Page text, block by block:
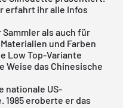
erfahrt ihr alle Infos
als auch für
und Farben
Low Top-Variante
das Chinesische
nationale US-
eroberte er das